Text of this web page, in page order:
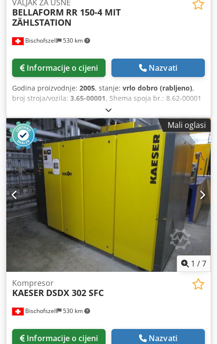
Bischofszell 530 km
VALJAK ZA USNE
BELLAFORM RR 150-4 MIT
ZÄHLSTATION
Informacije o cijeni Nazvati
Godina proizvodnje: 2005, stanje: vrlo dobro (rabljeno),
broj stroja/vozila: 3.65-00001, Shema spoja br.: 8.62-00001
Dcjdepr Ut Nepfx Apcok Oprema / dodatne informacije:
Sastoji se od: -Ulazni remen -Mašina -Stanica za brojanje -
Pokretna traka
Mali oglasi
1 /7
Bischofszell 530 km
Kompresor
KAESER DSDX 302 SFC
Informacije o cijeni Nazvati